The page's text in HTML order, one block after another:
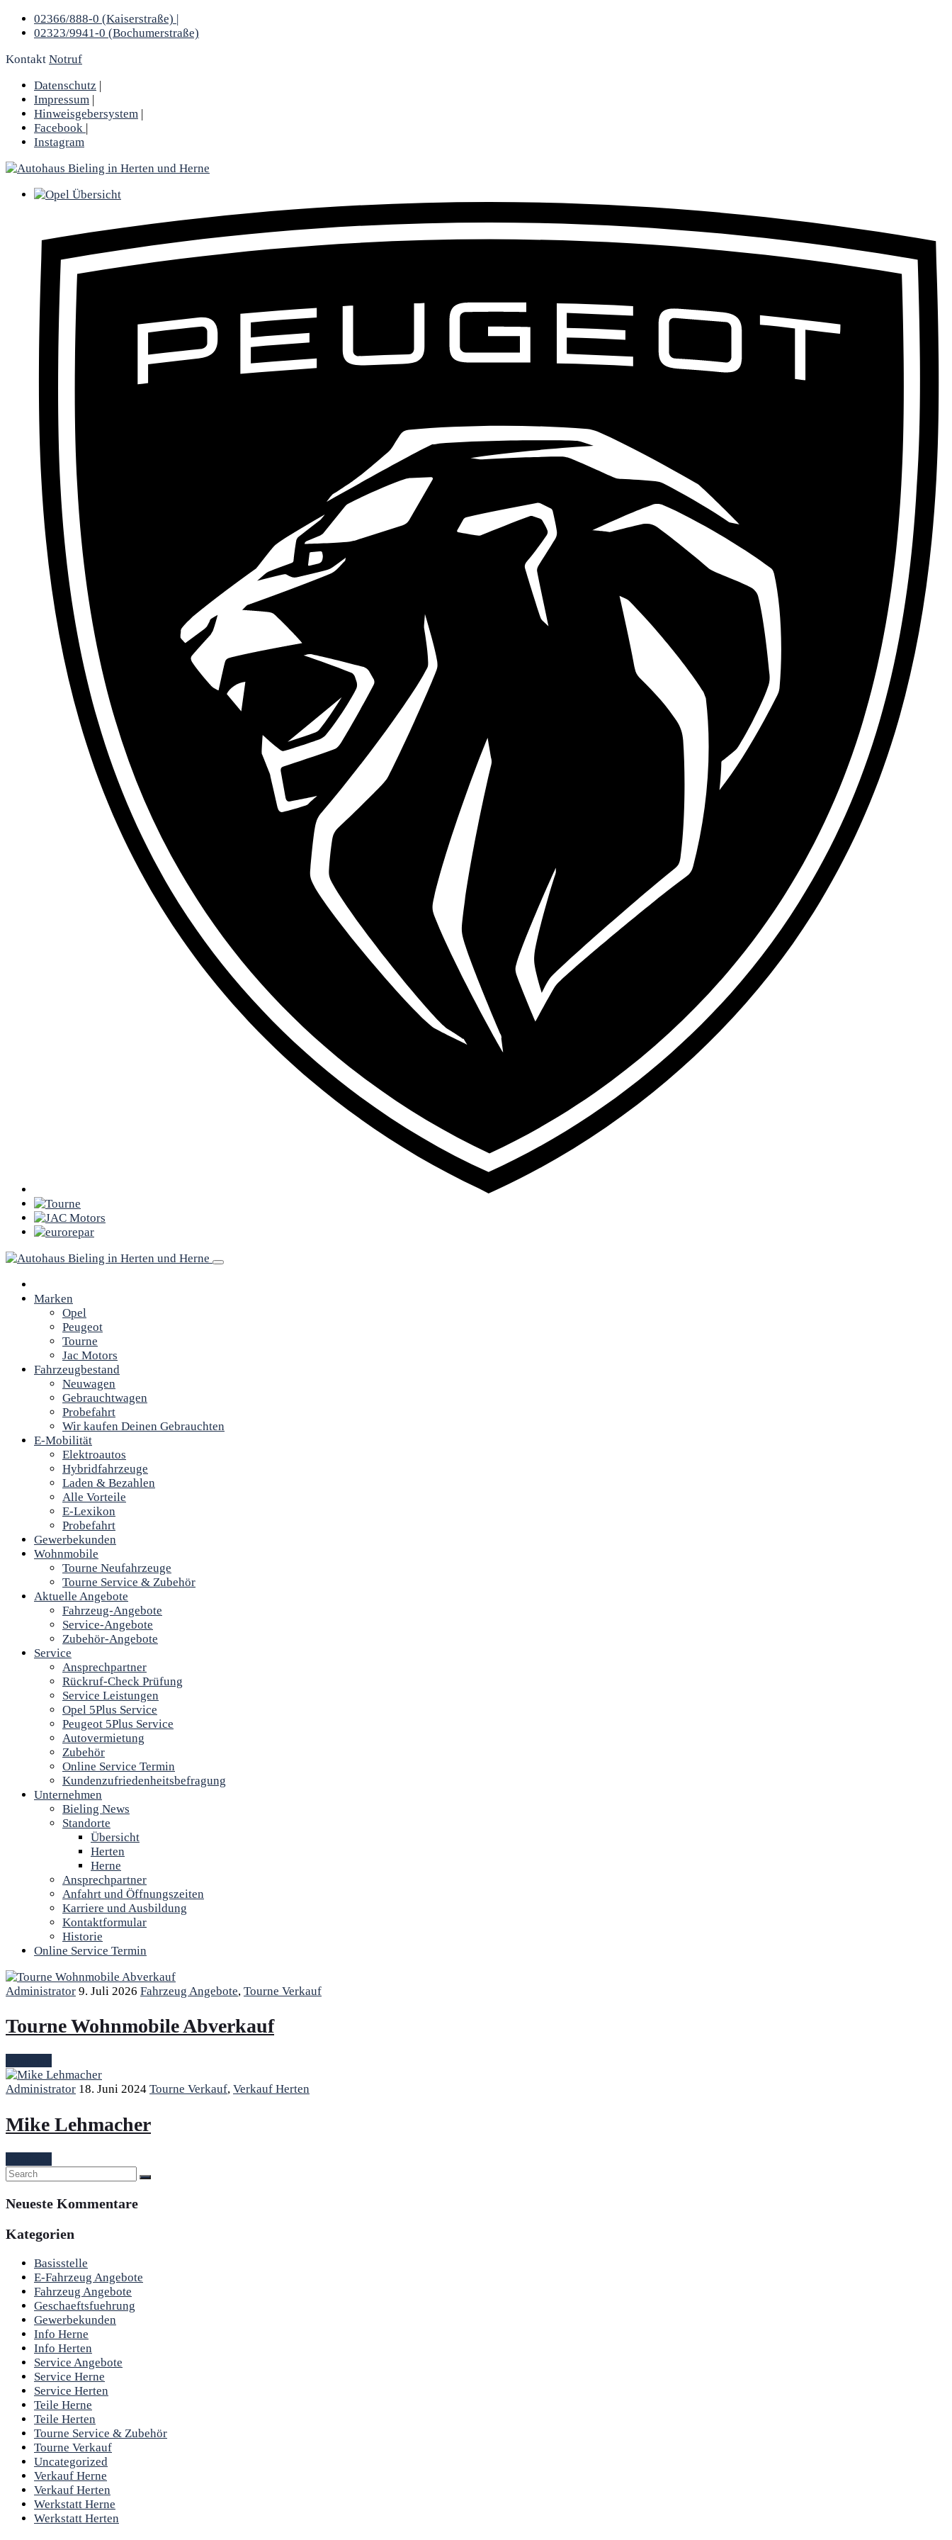
02366/888-0 (Kaiserstraße) |
02323/9941-0 (Bochumerstraße)
Kontakt Notruf
Datenschutz |
Impressum |
Hinweisgebersystem |
Facebook |
Instagram
Marken
Opel
Peugeot
Tourne
Jac Motors
Fahrzeugbestand
Neuwagen
Gebrauchtwagen
Probefahrt
Wir kaufen Deinen Gebrauchten
E-Mobilität
Elektroautos
Hybridfahrzeuge
Laden & Bezahlen
Alle Vorteile
E-Lexikon
Probefahrt
Gewerbekunden
Wohnmobile
Tourne Neufahrzeuge
Tourne Service & Zubehör
Aktuelle Angebote
Fahrzeug-Angebote
Service-Angebote
Zubehör-Angebote
Service
Ansprechpartner
Rückruf-Check Prüfung
Service Leistungen
Opel 5Plus Service
Peugeot 5Plus Service
Autovermietung
Zubehör
Online Service Termin
Kundenzufriedenheitsbefragung
Unternehmen
Bieling News
Standorte
Übersicht
Herten
Herne
Ansprechpartner
Anfahrt und Öffnungszeiten
Karriere und Ausbildung
Kontaktformular
Historie
Online Service Termin
Administrator 9. Juli 2026 Fahrzeug Angebote, Tourne Verkauf
Tourne Wohnmobile Abverkauf
Administrator 18. Juni 2024 Tourne Verkauf, Verkauf Herten
Mike Lehmacher
Neueste Kommentare
Kategorien
Basisstelle
E-Fahrzeug Angebote
Fahrzeug Angebote
Geschaeftsfuehrung
Gewerbekunden
Info Herne
Info Herten
Service Angebote
Service Herne
Service Herten
Teile Herne
Teile Herten
Tourne Service & Zubehör
Tourne Verkauf
Uncategorized
Verkauf Herne
Verkauf Herten
Werkstatt Herne
Werkstatt Herten